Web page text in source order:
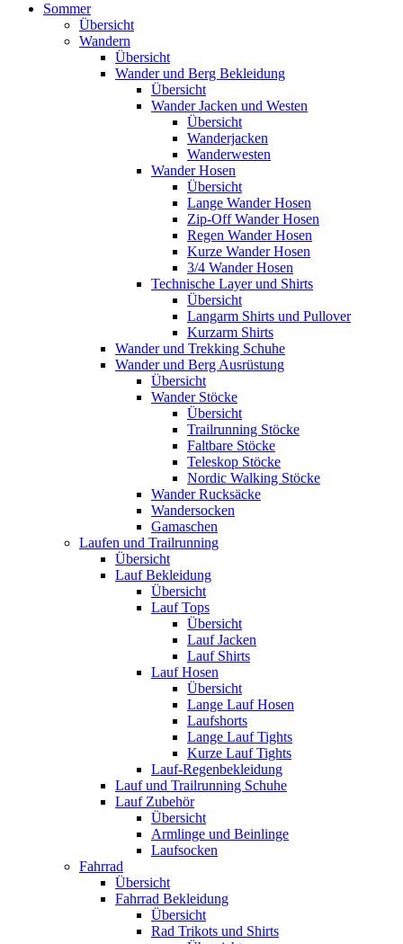
Sommer
Übersicht
Wandern
Übersicht
Wander und Berg Bekleidung
Übersicht
Wander Jacken und Westen
Übersicht
Wanderjacken
Wanderwesten
Wander Hosen
Übersicht
Lange Wander Hosen
Zip-Off Wander Hosen
Regen Wander Hosen
Kurze Wander Hosen
3/4 Wander Hosen
Technische Layer und Shirts
Übersicht
Langarm Shirts und Pullover
Kurzarm Shirts
Wander und Trekking Schuhe
Wander und Berg Ausrüstung
Übersicht
Wander Stöcke
Übersicht
Trailrunning Stöcke
Faltbare Stöcke
Teleskop Stöcke
Nordic Walking Stöcke
Wander Rucksäcke
Wandersocken
Gamaschen
Laufen und Trailrunning
Übersicht
Lauf Bekleidung
Übersicht
Lauf Tops
Übersicht
Lauf Jacken
Lauf Shirts
Lauf Hosen
Übersicht
Lange Lauf Hosen
Laufshorts
Lange Lauf Tights
Kurze Lauf Tights
Lauf-Regenbekleidung
Lauf und Trailrunning Schuhe
Lauf Zubehör
Übersicht
Armlinge und Beinlinge
Laufsocken
Fahrrad
Übersicht
Fahrrad Bekleidung
Übersicht
Rad Trikots und Shirts